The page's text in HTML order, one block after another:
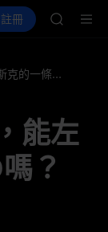
理財 活
註冊
SPCX 解
馬斯克的一條推文，能左右SpaceX千億IPO嗎？
能左
？